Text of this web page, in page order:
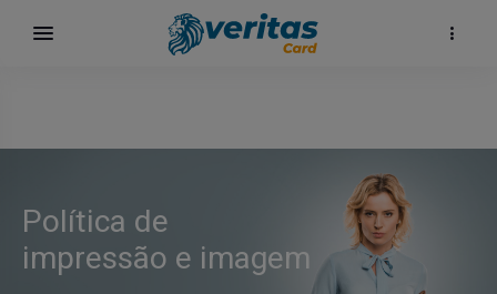
Política de
impressão e imagem